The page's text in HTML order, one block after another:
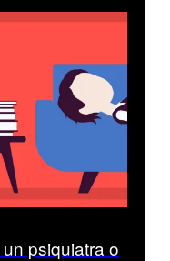
psiquiatra o